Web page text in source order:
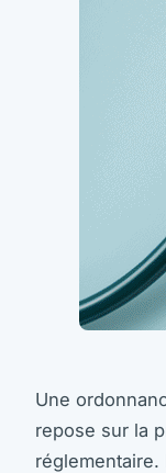
Une
repose sur la
réglementaire.